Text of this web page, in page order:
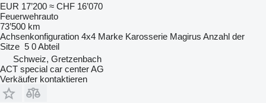
EUR 17’200 ≈ CHF 16’070
Feuerwehrauto
73’500 km
Achsenkonfiguration 4x4 Marke Karosserie Magirus Anzahl der
Sitze 5 0 Abteil
Schweiz, Gretzenbach
ACT special car center AG
Verkäufer kontaktieren